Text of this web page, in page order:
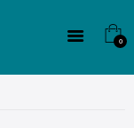
0